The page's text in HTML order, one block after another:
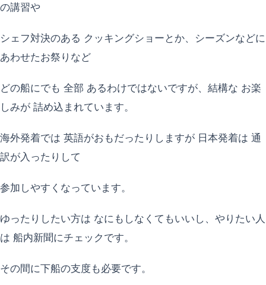
の講習や
シェフ対決のある クッキングショーとか、シーズンなどに
あわせたお祭りなど
どの船にでも 全部 あるわけではないですが、結構な お楽
しみが 詰め込まれています。
海外発着では 英語がおもだったりしますが 日本発着は 通
訳が入ったりして
参加しやすくなっています。
ゆったりしたい方は なにもしなくてもいいし、やりたい人
は 船内新聞にチェックです。
その間に下船の支度も必要です。